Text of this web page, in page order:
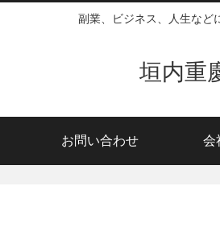
副業、ビジネス、人生など
垣内重
お問い合わせ 会